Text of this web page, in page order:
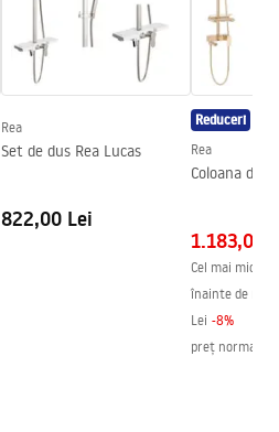
silicon
1000 mm
Rea
Set de dus Rea Lucas
822,00 Lei
Reduceri
Rea
Coloana de
1.183,00
Cel mai mic
înainte de
Lei -8%
preț normal